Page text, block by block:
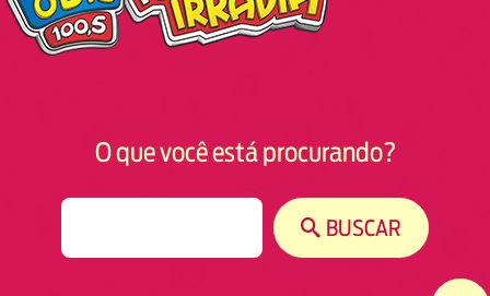
O que você está procurando?
BUSCAR